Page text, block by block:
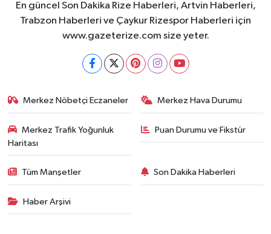
En güncel Son Dakika Rize Haberleri, Artvin Haberleri,
Trabzon Haberleri ve Çaykur Rizespor Haberleri için
www.gazeterize.com size yeter.
Merkez Nöbetçi Eczaneler Merkez Hava Durumu
Merkez Trafik Yoğunluk
Haritası
Puan Durumu ve Fikstür
Tüm Manşetler Son Dakika Haberleri
Haber Arşivi